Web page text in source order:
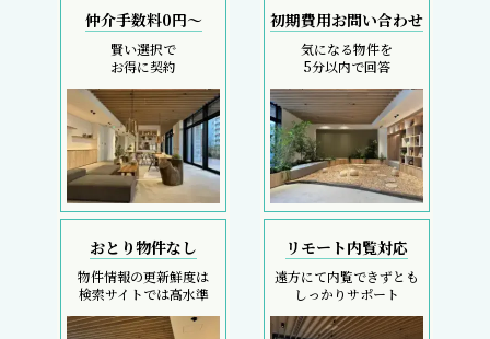
仲介手数料0円～
賢い選択で
お得に契約
初期費用お問い合わせ
気になる物件を
5分以内で回答
おとり物件なし
物件情報の更新鮮度は
検索サイトでは高水準
リモート内覧対応
遠方にて内覧できずとも
しっかりサポート